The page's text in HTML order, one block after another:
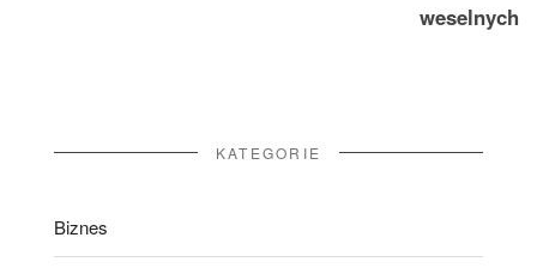
weselnych
KATEGORIE
Biznes